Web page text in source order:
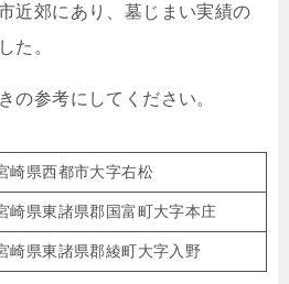
近郊にあり、墓じまい実績の
た。
の参考にしてください。
崎県西都市大字右松
崎県東諸県郡国富町大字本庄
崎県東諸県郡綾町大字入野